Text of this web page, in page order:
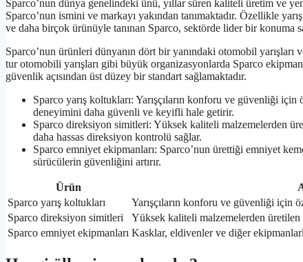
Sparco’nun dünya genelindeki ünü, yıllar süren kaliteli üretim ve
Sparco’nun ismini ve markayı yakından tanımaktadır. Özellikle
ve daha birçok ürünüyle tanınan Sparco, sektörde lider bir konuma
Sparco’nun ürünleri dünyanın dört bir yanındaki otomobil
tur otomobili yarışları gibi büyük organizasyonlarda Sparco
güvenlik açısından üst düzey bir standart sağlamaktadır.
Sparco yarış koltukları: Yarışçıların konforu ve güvenliği
deneyimini daha güvenli ve keyifli hale getirir.
Sparco direksiyon simitleri: Yüksek kaliteli malzemelerden
daha hassas direksiyon kontrolü sağlar.
Sparco emniyet ekipmanları: Sparco’nun ürettiği emniyet
sürücülerin güvenliğini artırır.
Ürün
Sparco yarış koltukları
Yarışçıların konforu ve güvenliği için
Sparco direksiyon simitleri
Yüksek kaliteli malzemelerden
Sparco emniyet ekipmanları Kasklar, eldivenler ve diğer